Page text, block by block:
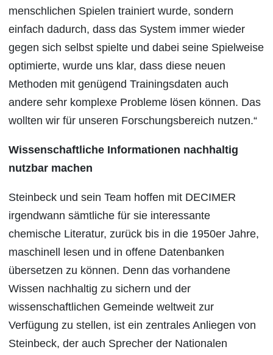
menschlichen Spielen trainiert wurde, sondern
einfach dadurch, dass das System immer wieder
gegen sich selbst spielte und dabei seine Spielweise
optimierte, wurde uns klar, dass diese neuen
Methoden mit genügend Trainingsdaten auch
andere sehr komplexe Probleme lösen können. Das
wollten wir für unseren Forschungsbereich nutzen.“
Wissenschaftliche Informationen nachhaltig
nutzbar machen
Steinbeck und sein Team hoffen mit DECIMER
irgendwann sämtliche für sie interessante
chemische Literatur, zurück bis in die 1950er Jahre,
maschinell lesen und in offene Datenbanken
übersetzen zu können. Denn das vorhandene
Wissen nachhaltig zu sichern und der
wissenschaftlichen Gemeinde weltweit zur
Verfügung zu stellen, ist ein zentrales Anliegen von
Steinbeck, der auch Sprecher der Nationalen